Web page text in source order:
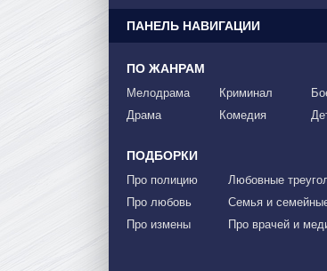
ПАНЕЛЬ НАВИГАЦИИ
ПО ЖАНРАМ
Мелодрама
Драма
Криминал
Комедия
ПОДБОРКИ
Про полицию
Про любовь
Про измены
Любовные
Семья и
Про врачей и